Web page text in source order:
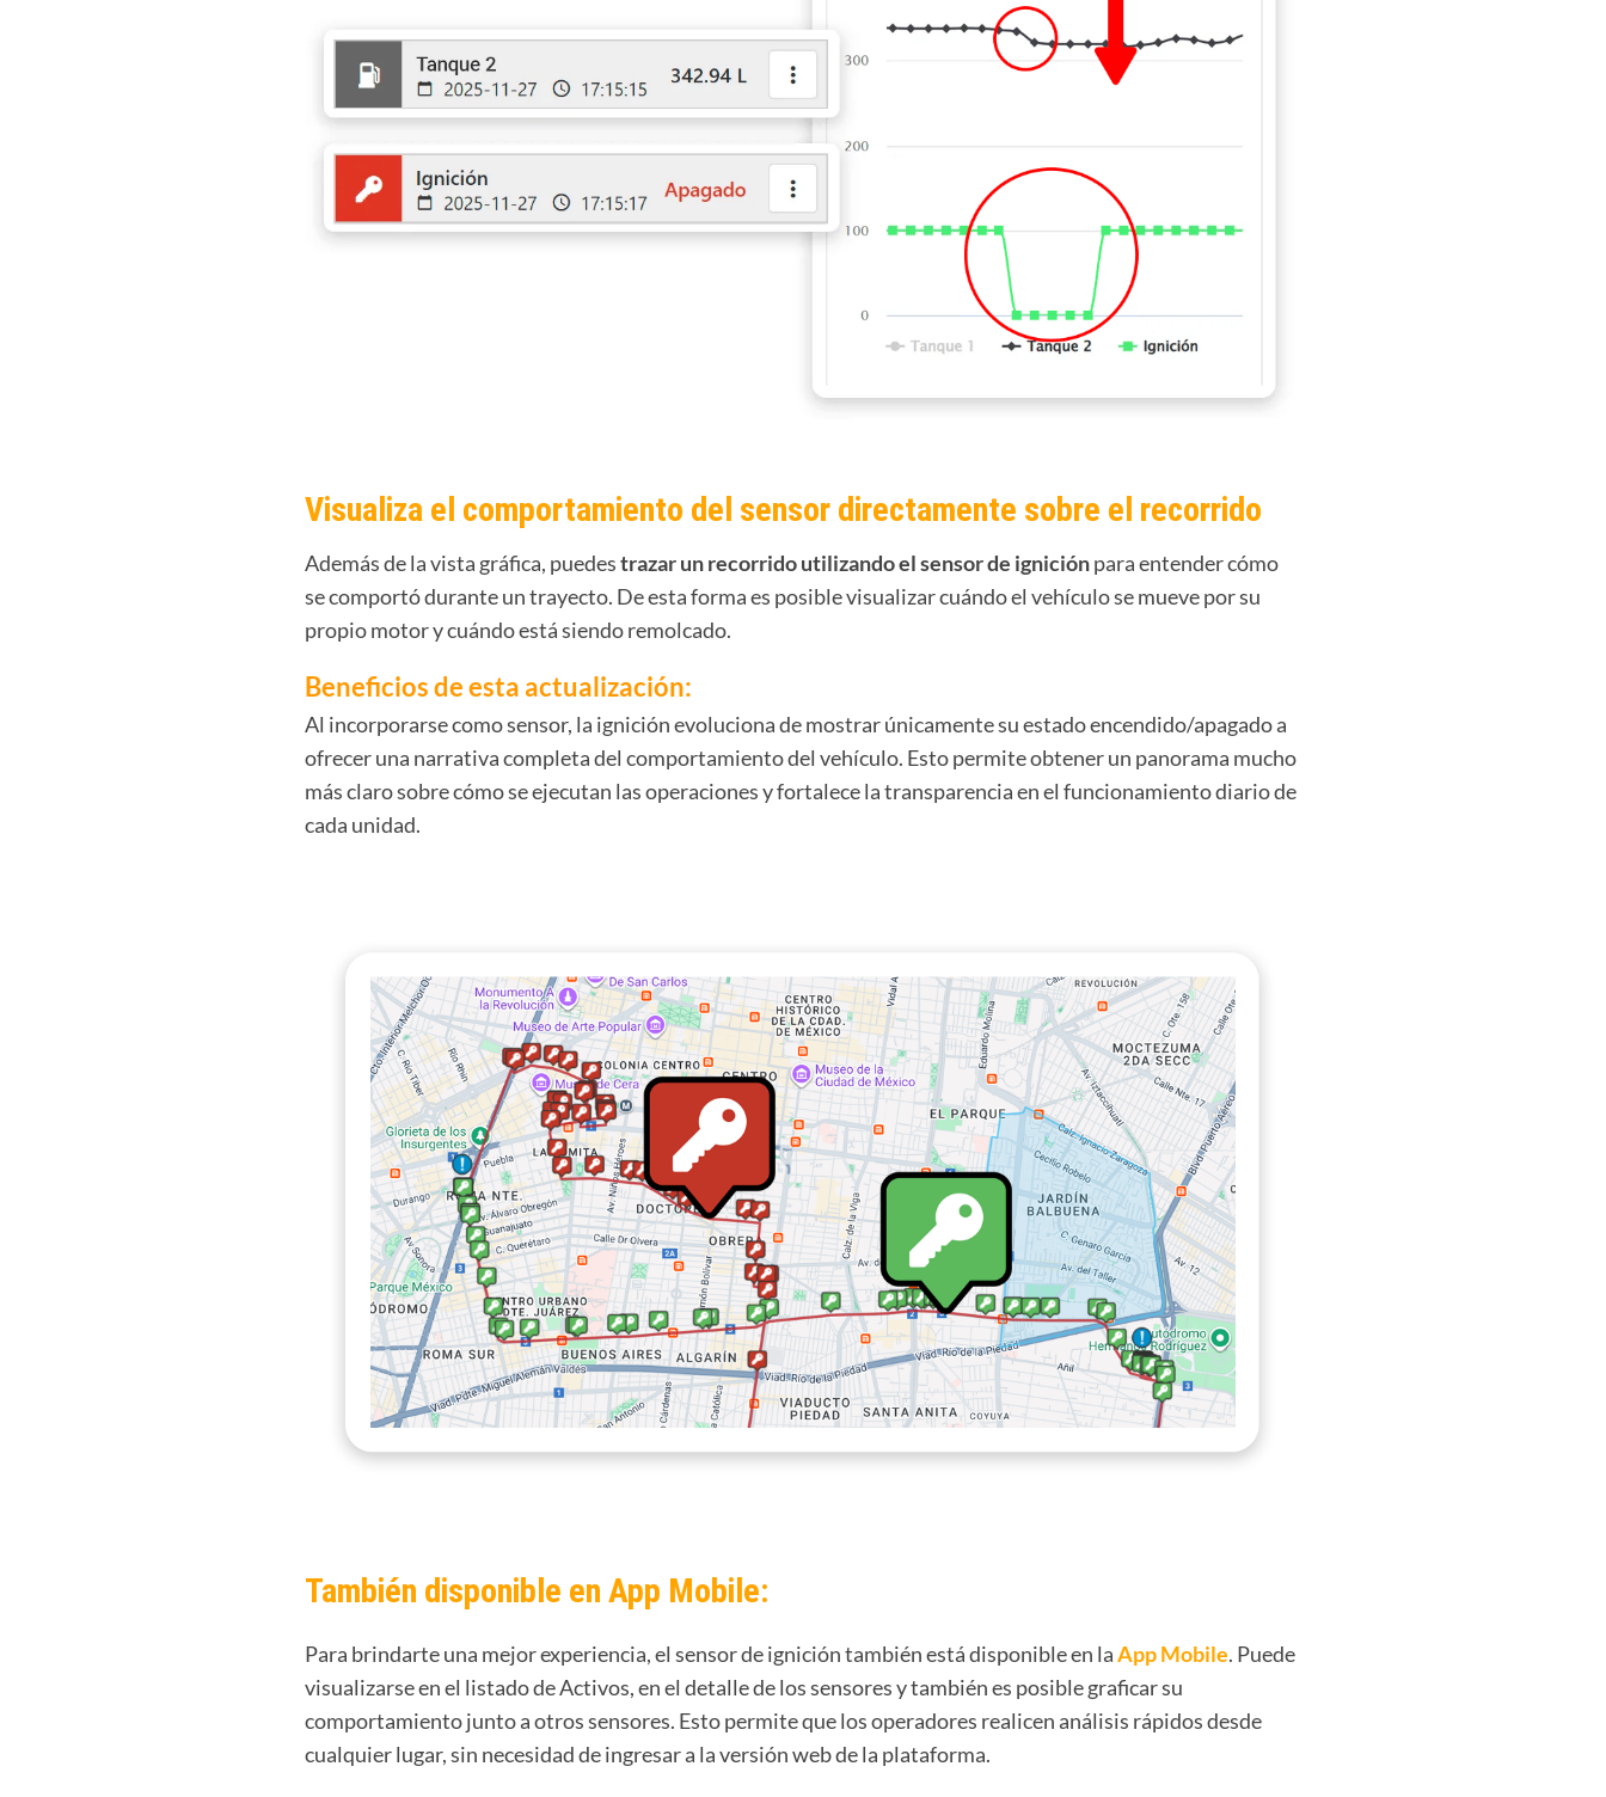
Visualiza el comportamiento del sensor directamente sobre el recorrido
Además de la vista gráfica, puedestrazar un recorrido utilizando el sensor de igniciónpara entender cómo
se comportó durante un trayecto. De esta forma es posible visualizar cuándo el vehículose mueve por su
propio motory cuándo está siendo remolcado.
Beneficios de esta actualización:
Al incorporarse como sensor, la ignición evoluciona de mostrar únicamente su estado encendido/apagado a
ofrecer una narrativa completa del comportamiento del vehículo. Esto permite obtener un panorama mucho
más claro sobre cómo se ejecutan las operaciones y fortalece la transparencia en el funcionamiento diario de
cada unidad.
También disponible en App Mobile:
Para brindarte una mejor experiencia, el sensor de ignición también está disponible en laApp Mobile. Puede
visualizarse en el listado de Activos, en el detalle de los sensores y también es posible graficar su
comportamiento junto a otros sensores. Esto permite que los operadores realicen análisis rápidos desde
cualquier lugar, sin necesidad de ingresar a la versión web de la plataforma.